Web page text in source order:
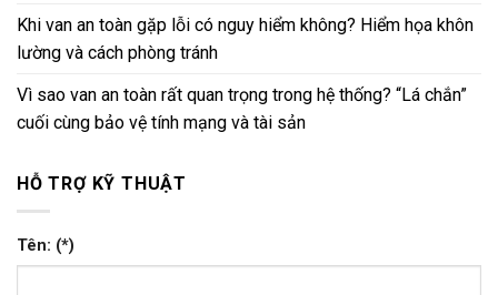
Khi van an toàn gặp lỗi có nguy hiểm không? Hiểm họa khôn
lường và cách phòng tránh
Vì sao van an toàn rất quan trọng trong hệ thống? “Lá chắn”
cuối cùng bảo vệ tính mạng và tài sản
HỖ TRỢ KỸ THUẬT
Tên: (*)